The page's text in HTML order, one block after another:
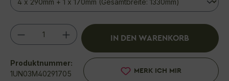
Produkt Anzahl: Gib den gewünschten
IN DEN WARENKORB
MERK ICH MIR
Produktnummer:
1UN03M40291705